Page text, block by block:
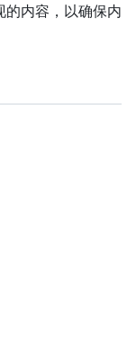
的内容，以确保内